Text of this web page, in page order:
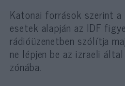
Katonai források szerint a
esetek alapján az IDF
rádióüzenetben szólítja
ne lépjen be az izraeli
zónába.